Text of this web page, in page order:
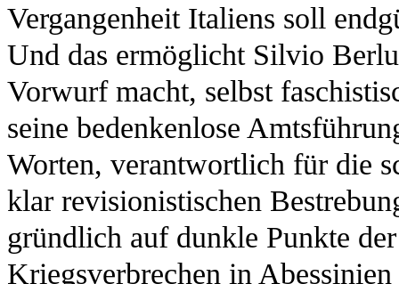
Vergangenheit Italiens soll
Und das ermöglicht Silvio
Vorwurf macht, selbst
seine bedenkenlose
Worten, verantwortlich für die
klar revisionistischen
gründlich auf dunkle Punkte
Kriegsverbrechen in